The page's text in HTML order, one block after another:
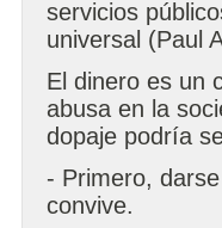
servicios
universal (Paul
El dinero es un
abusa en la
dopaje podría
- Primero,
convive.